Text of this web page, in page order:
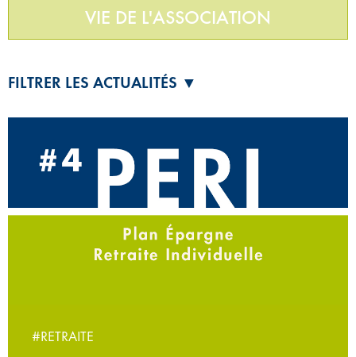
VIE DE L'ASSOCIATION
FILTRER LES ACTUALITÉS ▼
#RETRAITE